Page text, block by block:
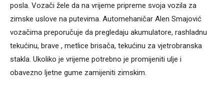
posla. Vozači žele da na vrijeme pripreme svoja vozila za
zimske uslove na putevima. Automehaničar Alen Smajović
vozačima preporučuje da pregledaju akumulatore, rashladnu
tekućinu, brave , metlice brisača, tekućinu za vjetrobranska
stakla. Ukoliko je vrijeme potrebno je promijeniti ulje i
obavezno ljetne gume zamijeniti zimskim.